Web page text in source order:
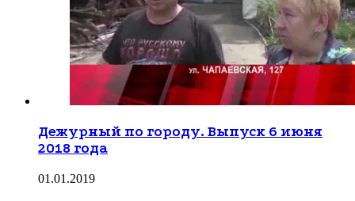
Дежурный по городу. Выпуск 6 июня
2018 года
01.01.2019